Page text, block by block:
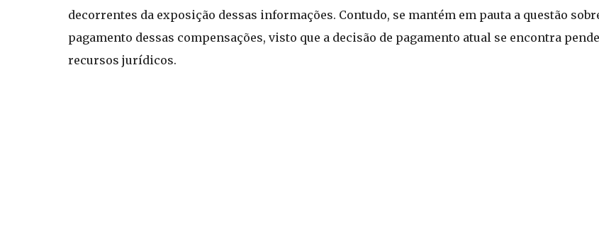
decorrentes da exposição dessas informações. Contudo, se mantém em pauta a questão
pagamento dessas compensações, visto que a decisão de pagamento atual se encontra
recursos jurídicos.